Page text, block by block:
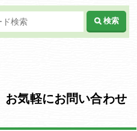
検索
お気軽にお問い合わせ